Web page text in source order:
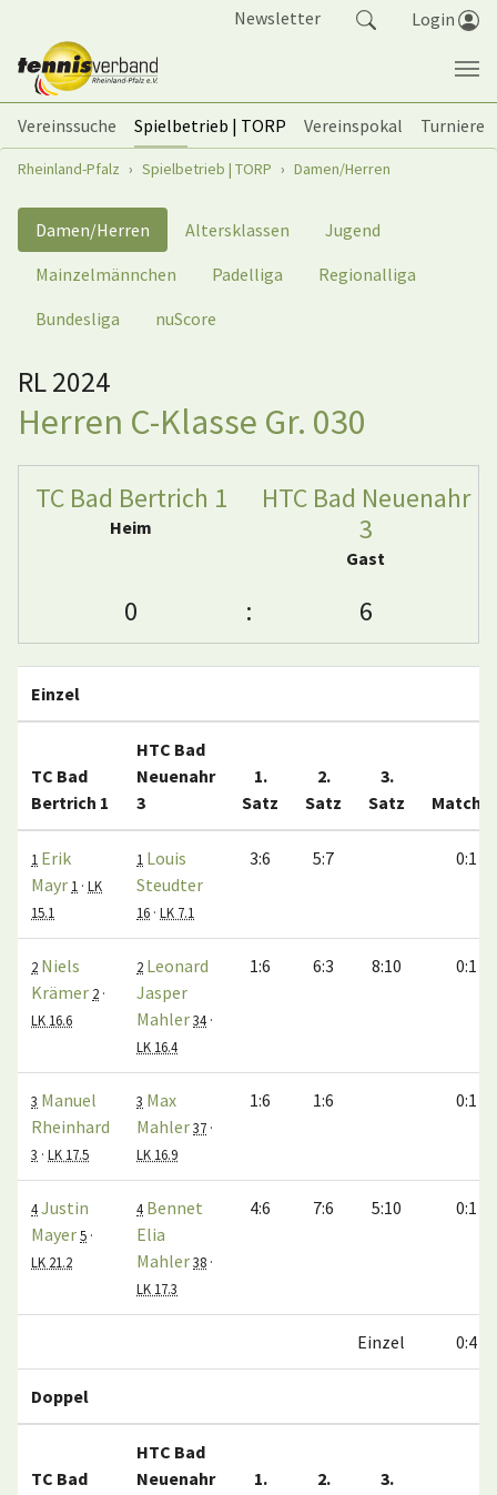
Newsletter Login
Vereinssuche Spielbetrieb | TORP Vereinspokal
Turniere
Sie sind hier:
Rheinland-Pfalz Spielbetrieb | TORP Damen/Herren
Damen/Herren Altersklassen
Jugend
Mainzelmännchen
Padelliga
Regionalliga
Bundesliga
nuScore
RL 2024
Herren C-Klasse Gr. 030
TC Bad Bertrich 1
Heim
HTC Bad Neuenahr
3
Gast
0 : 6
Einzel
TC Bad
Bertrich 1
HTC Bad
Neuenahr
3
1.
Satz
2.
Satz
3.
Satz
1 Erik
Mayr 1 · LK
15.1
1 Louis
Steudter
16 · LK 7.1
3:6 5:7 0:1
2 Niels
Krämer 2 ·
LK 16.6
2 Leonard
Jasper
Mahler34 ·
LK 16.4
1:6 6:3 8:10 0:1
3 Manuel
Rheinhard
3 · LK 17.5
3 Max
Mahler37 ·
LK 16.9
1:6 1:6 0:1
4Justin
Mayer5 ·
LK 21.2
4 Bennet
Elia
Mahler38 ·
LK 17.3
4:6 7:6 5:10 0:1
Einzel 0:4
Doppel
TC Bad
HTC Bad
Neuenahr
1.
2.
3.